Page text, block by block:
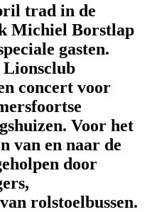
trad in de
Michiel Borstlap
gasten.
Lionsclub
concert voor
Voor het
van en naar de
door
rolstoelbussen.